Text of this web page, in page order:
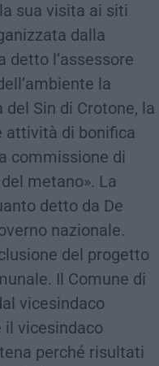
sua visita ai siti
dalla
detto l’assessore
la
Sin di Crotone, la
attività di bonifica
commissione di
metano». La
detto da De
nazionale.
del progetto
Il Comune di
vicesindaco
il vicesindaco
perché risultati